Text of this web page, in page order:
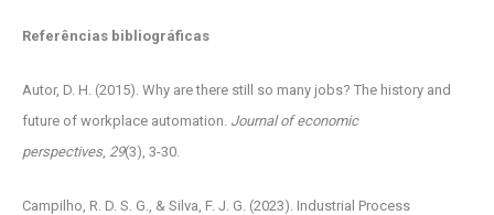
Referências bibliográficas
Autor, D. H. (2015). Why are there still so many jobs? The history and
future of workplace automation. Journal of economic
perspectives, 29(3), 3-30.
Campilho, R. D. S. G., & Silva, F. J. G. (2023). Industrial Process